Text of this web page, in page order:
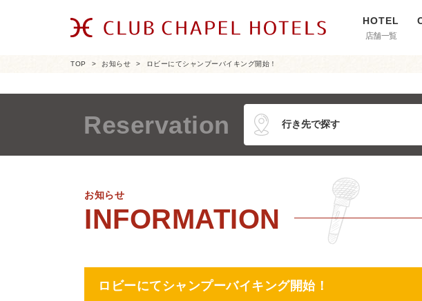
店舗一覧
TOP お知らせ ロビーにてシャンプーバイキング開始！
Reservation
お知らせ
ロビーにてシャンプーバイキング開始！